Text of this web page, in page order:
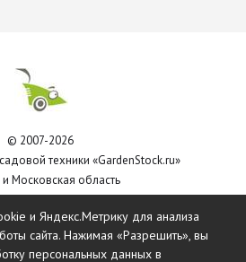
© 2007-2026
техники «GardenStock.ru»
Московская область
и Яндекс.Метрику для анализа
сайта. Нажимая «Разрешить», вы
персональных данных в